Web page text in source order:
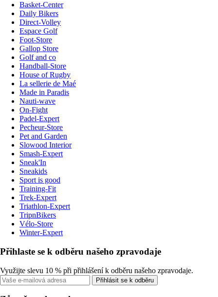
Basket-Center
Daily Bikers
Direct-Volley
Espace Golf
Foot-Store
Gallop Store
Golf and co
Handball-Store
House of Rugby
La sellerie de Maé
Made in Paradis
Nauti-wave
On-Fight
Padel-Expert
Pecheur-Store
Pet and Garden
Slowood Interior
Smash-Expert
Sneak'In
Sneakids
Sport is good
Training-Fit
Trek-Expert
Triathlon-Expert
TripnBikers
Vélo-Store
Winter-Expert
Přihlaste se k odběru našeho zpravodaje
Využijte slevu 10 % při přihlášení k odběru našeho zpravodaje.
Přihlásit se k odběru